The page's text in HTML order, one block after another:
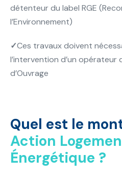
détenteur du label RGE
l’Environnement)
✓Ces travaux doivent
l’intervention d’un opérateur
d’Ouvrage
Quel est le
Action
Énergétique ?